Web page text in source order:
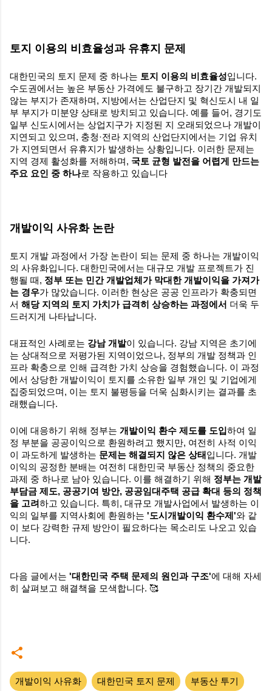
토지 이용의 비효율성과 유휴지 문제
대한민국의 토지 문제 중 하나는 토지 이용의 비효율성입니다.
수도권에서는 높은 부동산 가격에도 불구하고 장기간 개발되지
않는 부지가 존재하며, 지방에서는 산업단지 및 혁신도시 내 일
부 부지가 미분양 상태로 방치되고 있습니다. 예를 들어, 경기도
일부 신도시에서는 상업지구가 지정된 지 오래되었으나 개발이
지연되고 있으며, 충청·전라 지역의 산업단지에서는 기업 유치
가 지연되면서 유휴지가 발생하는 상황입니다. 이러한 문제는
지역 경제 활성화를 저해하며, 국토 균형 발전을 어렵게 만드는
주요 요인 중 하나로 작용하고 있습니다
개발이익 사유화 논란
토지 개발 과정에서 가장 논란이 되는 문제 중 하나는 개발이익
의 사유화입니다. 대한민국에서는 대규모 개발 프로젝트가 진
행될 때, 정부 또는 민간 개발업체가 막대한 개발이익을 가져가
는 경우가 많았습니다. 이러한 현상은 공공 인프라가 확충되면
서 해당 지역의 토지 가치가 급격히 상승하는 과정에서 더욱 두
드러지게 나타납니다.
대표적인 사례로는 강남 개발이 있습니다. 강남 지역은 초기에
는 상대적으로 저평가된 지역이었으나, 정부의 개발 정책과 인
프라 확충으로 인해 급격한 가치 상승을 경험했습니다. 이 과정
에서 상당한 개발이익이 토지를 소유한 일부 개인 및 기업에게
집중되었으며, 이는 토지 불평등을 더욱 심화시키는 결과를 초
래했습니다.
이에 대응하기 위해 정부는 개발이익 환수 제도를 도입하여 일
정 부분을 공공이익으로 환원하려고 했지만, 여전히 사적 이익
이 과도하게 발생하는 문제는 해결되지 않은 상태입니다. 개발
이익의 공정한 분배는 여전히 대한민국 부동산 정책의 중요한
과제 중 하나로 남아 있습니다. 이를 해결하기 위해 정부는 개발
부담금 제도, 공공기여 방안, 공공임대주택 공급 확대 등의 정책
을 고려하고 있습니다. 특히, 대규모 개발사업에서 발생하는 이
익의 일부를 지역사회에 환원하는 '도시개발이익 환수제'와 같
이 보다 강력한 규제 방안이 필요하다는 목소리도 나오고 있습
니다.
다음 글에서는 '대한민국 주택 문제의 원인과 구조'에 대해 자세
히 살펴보고 해결책을 모색합니다. 🥰
개발이익 사유화 대한민국 토지 문제 부동산 투기